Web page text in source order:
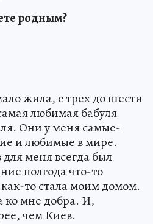
родным?
жила, с трех до шести
любимая бабуля
Они у меня самые-
и любимые в мире.
меня всегда был
полгода что-то
то стала моим домом.
ко мне добра. И,
чем Киев.